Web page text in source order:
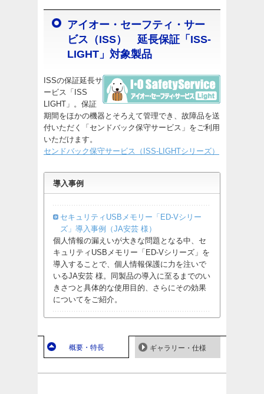
アイオー・セーフティ・サー
ビス（ISS） 延長保証「ISS-
LIGHT」対象製品
ISSの保証延長サ
ービス「ISS
LIGHT」。保証
期間をほかの機器とそろえて管理でき、故障品を送
付いただく「センドバック保守サービス」をご利用
いただけます。
センドバック保守サービス（ISS-LIGHTシリーズ）
導入事例
セキュリティUSBメモリー「ED-Vシリー
ズ」導入事例（JA安芸 様）
個人情報の漏えいが大きな問題となる中、セ
キュリティUSBメモリー「ED-Vシリーズ」を
導入することで、個人情報保護に力を注いで
いるJA安芸 様。同製品の導入に至るまでのい
きさつと具体的な使用目的、さらにその効果
についてをご紹介。
概要・特長 ギャラリー・仕様